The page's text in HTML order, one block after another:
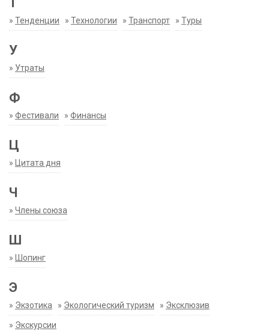
» Тенденции » Технологии » Транспорт » Туры
У
» Утраты
Ф
» Фестивали » Финансы
Ц
» Цитата дня
Ч
» Члены союза
Ш
» Шопинг
Э
» Экзотика » Экологический туризм » Эксклюзив
» Экскурсии